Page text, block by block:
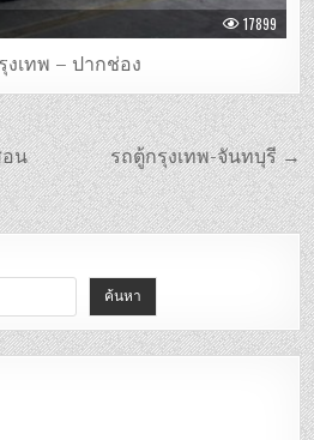
17899
งเทพ – ปากช่อง
รถตู้กรุงเทพ-จันทบุรี →
อน
ค้นหา